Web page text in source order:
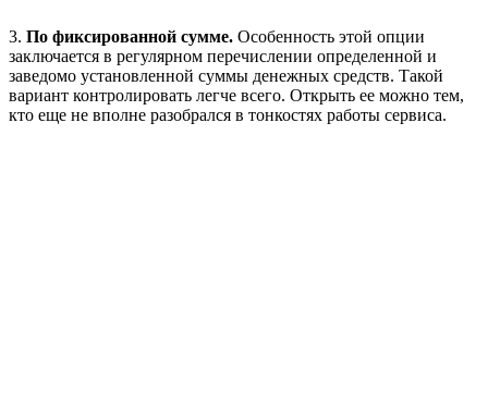
3. По фиксированной сумме. Особенность этой опции
заключается в регулярном перечислении определенной и
заведомо установленной суммы денежных средств. Такой
вариант контролировать легче всего. Открыть ее можно тем,
кто еще не вполне разобрался в тонкостях работы сервиса.